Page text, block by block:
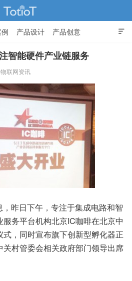
那些事 - Totiot

产品设计 产品创意
智能硬件产业链服务
物联网资讯
昨日下午，专注于集成电路和智
务平台机构北京IC咖啡在北京中
，同时宣布旗下创新型孵化器正
村管委会相关政府部门领导出席